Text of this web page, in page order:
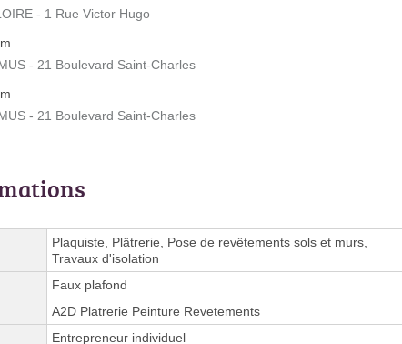
- 1 Rue Victor Hugo
- 21 Boulevard Saint-Charles
- 21 Boulevard Saint-Charles
Plaquiste, Plâtrerie, Pose de revêtements sols et murs,
Travaux d'isolation
Faux plafond
A2D Platrerie Peinture Revetements
Entrepreneur individuel